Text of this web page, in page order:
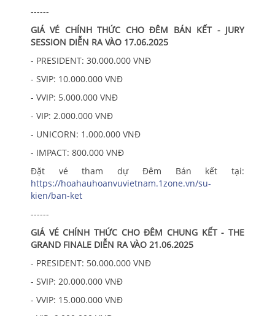
------
GIÁ VÉ CHÍNH THỨC CHO ĐÊM BÁN KẾT - JURY
SESSION DIỄN RA VÀO 17.06.2025
- PRESIDENT: 30.000.000 VNĐ
- SVIP: 10.000.000 VNĐ
- VVIP: 5.000.000 VNĐ
- VIP: 2.000.000 VNĐ
- UNICORN: 1.000.000 VNĐ
- IMPACT: 800.000 VNĐ
Đặt vé tham dự Đêm Bán kết tại:
https://hoahauhoanvuvietnam.1zone.vn/su-
kien/ban-ket
------
GIÁ VÉ CHÍNH THỨC CHO ĐÊM CHUNG KẾT - THE
GRAND FINALE DIỄN RA VÀO 21.06.2025
- PRESIDENT: 50.000.000 VNĐ
- SVIP: 20.000.000 VNĐ
- VVIP: 15.000.000 VNĐ